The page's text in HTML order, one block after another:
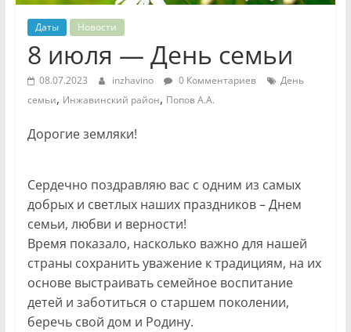
Даты Новости
8 июля — День семьи
08.07.2023 inzhavino 0 Комментариев
День
семьи, Инжавинский район, Попов А.А.
Дорогие земляки!
Сердечно поздравляю вас с одним из самых
добрых и светлых наших праздников – Днем
семьи, любви и верности!
Время показало, насколько важно для нашей
страны сохранить уважение к традициям, на их
основе выстраивать семейное воспитание
детей и заботиться о старшем поколении,
беречь свой дом и Родину.